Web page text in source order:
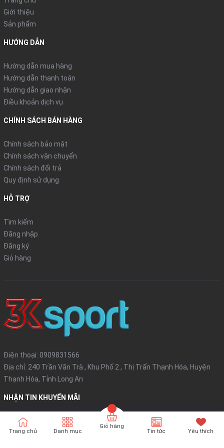
Giới thiệu
Sản phẩm
HƯỚNG DẪN
Hướng dẫn mua hàng
Hướng dẫn thanh toán
Hướng dẫn giao nhận
Điều khoản dịch vụ
CHÍNH SÁCH BÁN HÀNG
Chính sách bảo mật
Chính sách vận chuyển
Chính sách đổi trả
Quy định sử dụng
HỖ TRỢ
Tìm kiếm
Đăng nhập
Đăng ký
Giỏ hàng
Điện thoại: 0909831566
Địa chỉ: 240 Trần Văn Trà , Khu Phố 2 , Thị Trấn Thạnh Hóa, Huyện
Thạnh Hóa, Tỉnh Long An
NHẬN TIN KHUYẾN MÃI
Đăng ký
Trang chủ Danh mục
Giỏ hàng
Tin tức Yêu thích